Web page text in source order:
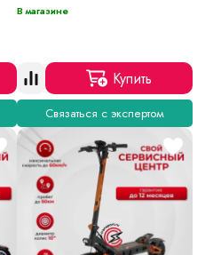
В магазине
Купить
Связаться с экспертом